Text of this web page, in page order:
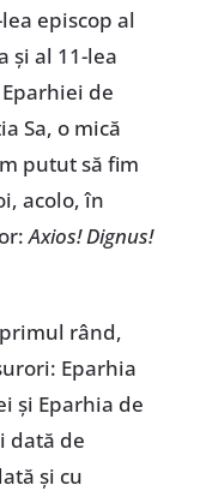
episcop al
și al 11-lea
de
Sa, o mică
putut să fim
acolo, în
Axios! Dignus!
rând,
Eparhia
și Eparhia de
dată de
și cu